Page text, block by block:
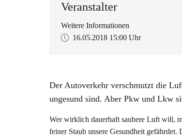
Veranstalter
Weitere Informationen
16.05.2018 15:00 Uhr
Der Autoverkehr verschmutzt die
ungesund sind. Aber Pkw und Lkw
Wer wirklich dauerhaft saubere Luft will,
feiner Staub unsere Gesundheit